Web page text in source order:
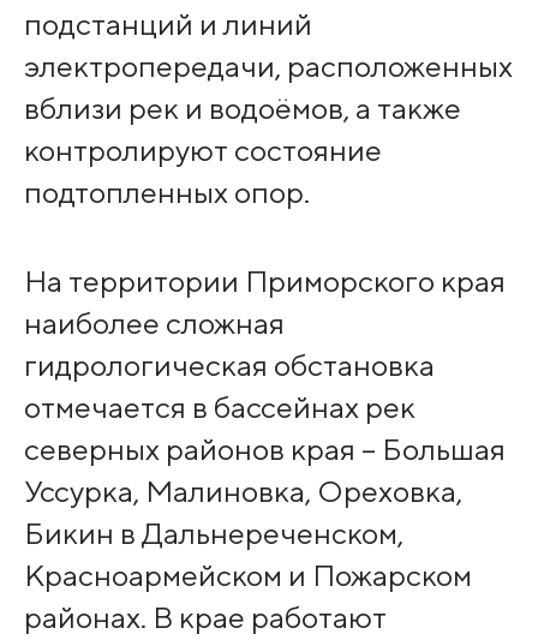
подстанций и линий
электропередачи, расположенных
вблизи рек и водоёмов, а также
контролируют состояние
подтопленных опор.
На территории Приморского края
наиболее сложная
гидрологическая обстановка
отмечается в бассейнах рек
северных районов края – Большая
Уссурка, Малиновка, Ореховка,
Бикин в Дальнереченском,
Красноармейском и Пожарском
районах. В крае работают